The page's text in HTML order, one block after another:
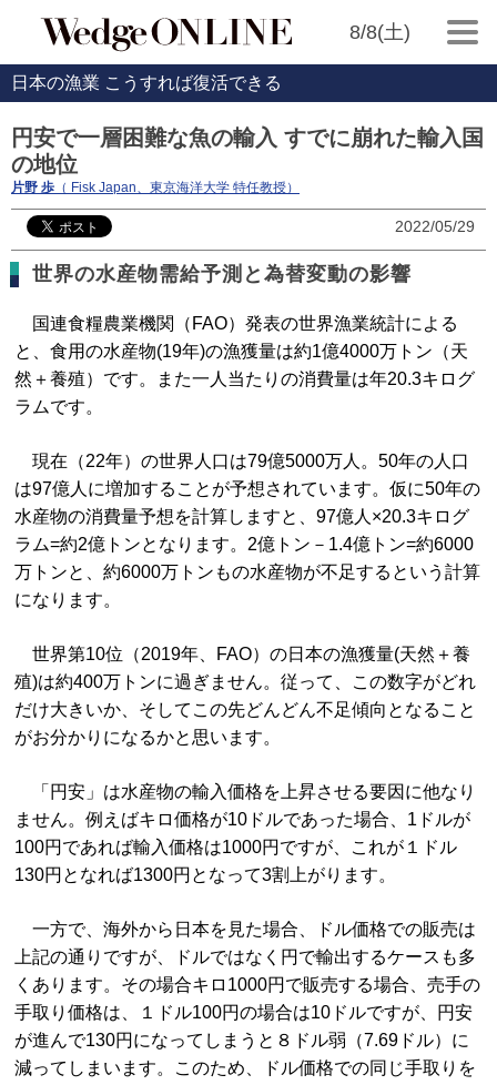
8/8(土)
日本の漁業 こうすれば復活できる
円安で一層困難な魚の輸入 すでに崩れた輸入国
の地位
片野 歩 （ Fisk Japan、東京海洋大学 特任教授）
2022/05/29
世界の水産物需給予測と為替変動の影響
国連食糧農業機関（FAO）発表の世界漁業統計による
と、食用の水産物(19年)の漁獲量は約1億4000万トン（天
然＋養殖）です。また一人当たりの消費量は年20.3キログ
ラムです。
現在（22年）の世界人口は79億5000万人。50年の人口
は97億人に増加することが予想されています。仮に50年の
水産物の消費量予想を計算しますと、97億人×20.3キログ
ラム=約2億トンとなります。2億トン－1.4億トン=約6000
万トンと、約6000万トンもの水産物が不足するという計算
になります。
世界第10位（2019年、FAO）の日本の漁獲量(天然＋養
殖)は約400万トンに過ぎません。従って、この数字がどれ
だけ大きいか、そしてこの先どんどん不足傾向となること
がお分かりになるかと思います。
「円安」は水産物の輸入価格を上昇させる要因に他なり
ません。例えばキロ価格が10ドルであった場合、1ドルが
100円であれば輸入価格は1000円ですが、これが１ドル
130円となれば1300円となって3割上がります。
一方で、海外から日本を見た場合、ドル価格での販売は
上記の通りですが、ドルではなく円で輸出するケースも多
くあります。その場合キロ1000円で販売する場合、売手の
手取り価格は、１ドル100円の場合は10ドルですが、円安
が進んで130円になってしまうと８ドル弱（7.69ドル）に
減ってしまいます。このため、ドル価格での同じ手取りを